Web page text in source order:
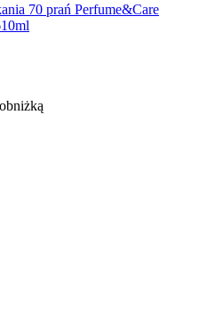
70 prań Perfume&Care